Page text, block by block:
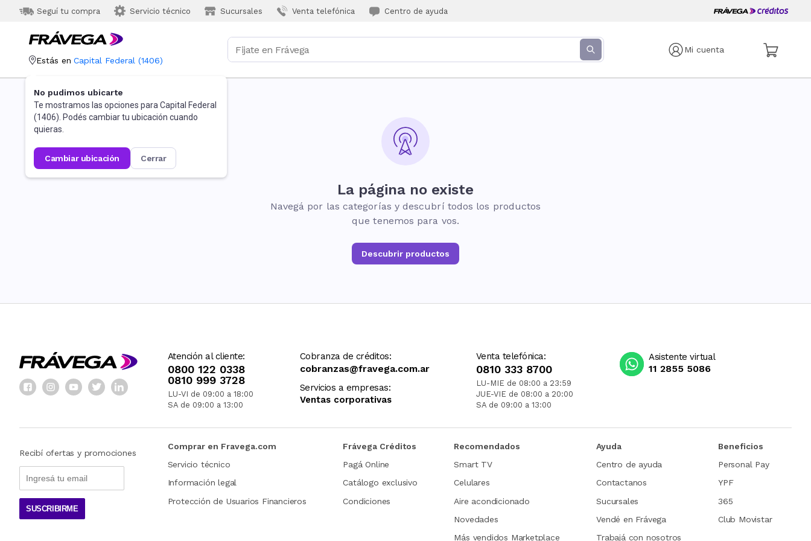
Seguí tu compra Servicio técnico Sucursales Venta telefónica Centro de ayuda
Mi cuenta
Estás en Capital Federal (1406)
No pudimos ubicarte
Te mostramos las opciones para Capital Federal
(1406). Podés cambiar tu ubicación cuando
quieras.
cambiar ubicación cerrar
La página no existe
Navegá por las categorías y descubrí todos los productos
que tenemos para vos.
Descubrir productos
Atención al cliente:
0800 122 0338
0810 999 3728
LU-VI de 09:00 a 18:00
SA de 09:00 a 13:00
Cobranza de créditos:
cobranzas@fravega.com.ar
Servicios a empresas:
Ventas corporativas
Venta telefónica:
0810 333 8700
LU-MIE de 08:00 a 23:59
JUE-VIE de 08:00 a 20:00
SA de 09:00 a 13:00
Asistente virtual
11 2855 5086
Recibí ofertas y promociones
SUSCRIBIRME
Comprar en Fravega.com
Servicio técnico
Información legal
Protección de Usuarios Financieros
Frávega Créditos
Pagá Online
Catálogo exclusivo
Condiciones
Recomendados
Smart TV
Celulares
Aire acondicionado
Novedades
Más vendidos Marketplace
Ayuda
Centro de ayuda
Contactanos
Sucursales
Vendé en Frávega
Trabajá con nosotros
Beneficios
Personal Pay
YPF
365
Club Movistar